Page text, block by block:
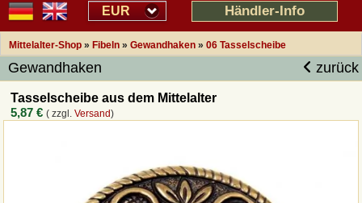
EUR Händler-Info
Mittelalter-Shop » Fibeln » Gewandhaken » 06 Tasselscheibe
Gewandhaken zurück
Tasselscheibe aus dem Mittelalter
5,87 € ( zzgl.Versand)
Übersicht Mittelalter-Produkte
Impressum
Widerrufsfunktion